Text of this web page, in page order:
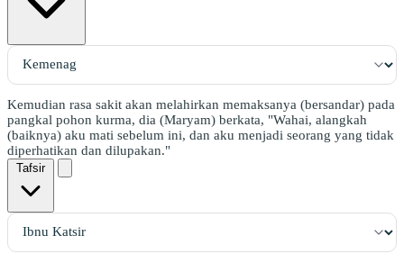
Kemudian rasa sakit akan melahirkan memaksanya (bersandar) pada
pangkal pohon kurma, dia (Maryam) berkata, "Wahai, alangkah
(baiknya) aku mati sebelum ini, dan aku menjadi seorang yang tidak
diperhatikan dan dilupakan."
Tafsir